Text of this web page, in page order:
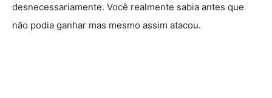
desnecessariamente. Você realmente sabia antes que
não podia ganhar mas mesmo assim atacou.